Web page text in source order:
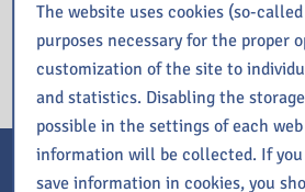
Integro
E-services
The website uses cookies (so-
purposes necessary for the proper
customization of the site to
and statistics. Disabling the
possible in the settings of each
information will be collected. If
save information in cookies, you